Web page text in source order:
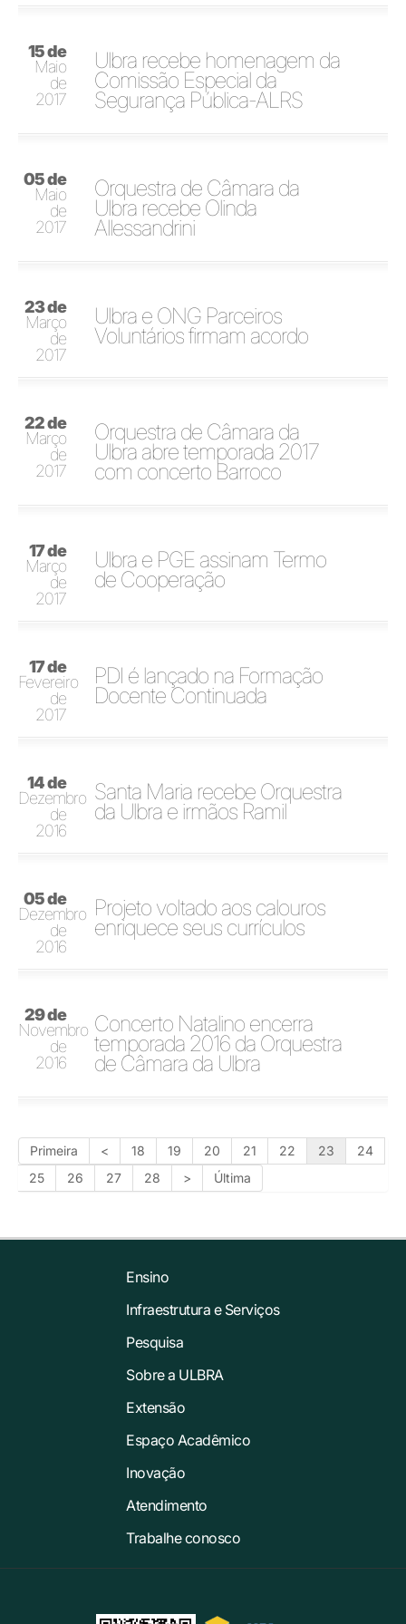
15 de
Maio
de
2017
Ulbra recebe homenagem da
Comissão Especial da
Segurança Pública-ALRS
05 de
Maio
de
2017
Orquestra de Câmara da
Ulbra recebe Olinda
Allessandrini
23 de
Março
de
2017
Ulbra e ONG Parceiros
Voluntários firmam acordo
22 de
Março
de
2017
Orquestra de Câmara da
Ulbra abre temporada 2017
com concerto Barroco
17 de
Março
de
2017
Ulbra e PGE assinam Termo
de Cooperação
17 de
Fevereiro
de
2017
PDI é lançado na Formação
Docente Continuada
14 de
Dezembro
de
2016
Santa Maria recebe Orquestra
da Ulbra e irmãos Ramil
05 de
Dezembro
de
2016
Projeto voltado aos calouros
enriquece seus currículos
29 de
Novembro
de
2016
Concerto Natalino encerra
temporada 2016 da Orquestra
de Câmara da Ulbra
Primeira < 18 19 20 21 22 23
24
25
26 27 28 > Última
Ensino
Infraestrutura e Serviços
Pesquisa
Sobre a ULBRA
Extensão
Espaço Acadêmico
Inovação
Atendimento
Trabalhe conosco